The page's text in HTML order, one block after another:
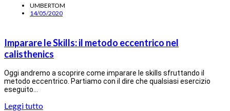
UMBERTOM
14/05/2020
Imparare le Skills: il metodo eccentrico nel
calisthenics
Oggi andremo a scoprire come imparare le skills sfruttando il
metodo eccentrico. Partiamo con il dire che qualsiasi esercizio
eseguito…
Leggi tutto